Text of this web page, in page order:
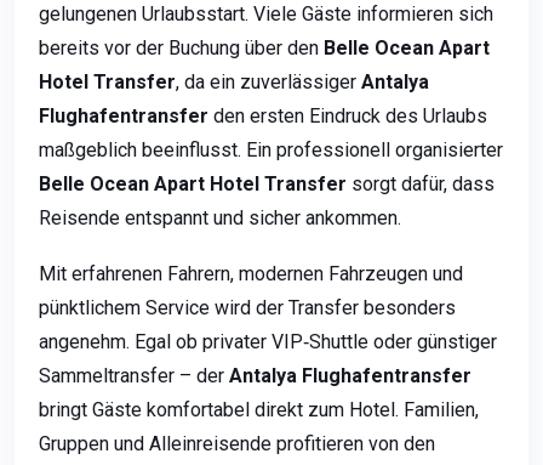
gelungenen Urlaubsstart. Viele Gäste informieren sich
bereits vor der Buchung über den Belle Ocean Apart
Hotel Transfer, da ein zuverlässiger Antalya
Flughafentransfer den ersten Eindruck des Urlaubs
maßgeblich beeinflusst. Ein professionell organisierter
Belle Ocean Apart Hotel Transfer sorgt dafür, dass
Reisende entspannt und sicher ankommen.
Mit erfahrenen Fahrern, modernen Fahrzeugen und
pünktlichem Service wird der Transfer besonders
angenehm. Egal ob privater VIP‑Shuttle oder günstiger
Sammeltransfer – der Antalya Flughafentransfer
bringt Gäste komfortabel direkt zum Hotel. Familien,
Gruppen und Alleinreisende profitieren von den